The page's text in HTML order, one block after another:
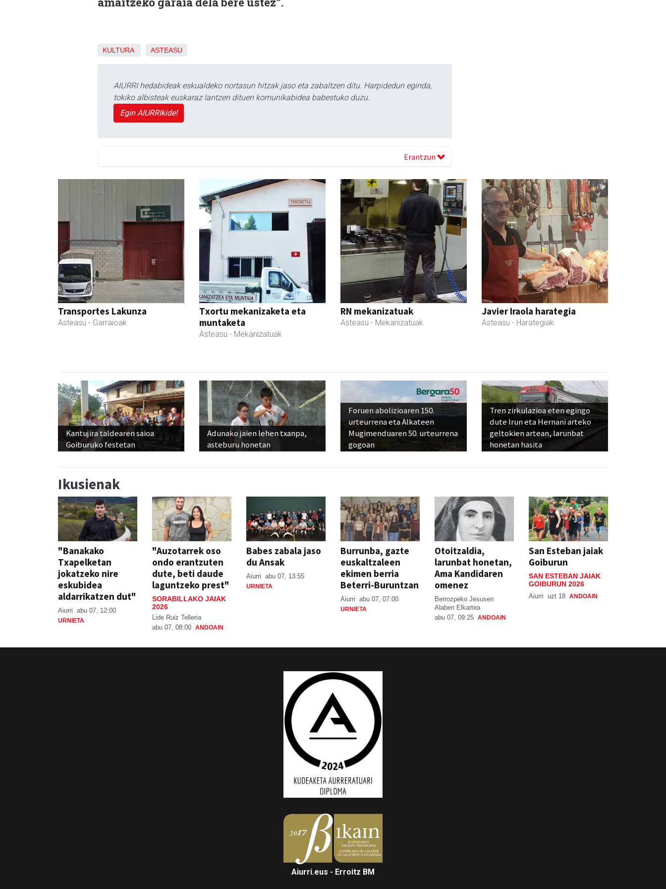
KULTURA ASTEASU
AIURRI hedabideak eskualdeko nortasun hitzak jaso eta zabaltzen ditu. Harpidedun eginda,
tokiko albisteak euskaraz lantzen dituen komunikabidea babestuko duzu.
Egin AIURRIkide!
Erantzun
Transportes Lakunza
Asteasu - Garraioak
Txortu mekanizaketa eta
muntaketa
Asteasu - Mekanizatuak
RN mekanizatuak
Asteasu - Mekanizatuak
Javier Iraola harategia
Asteasu - Harategiak
Kantujira taldearen saioa
Goiburuko festetan
Adunako jaien lehen txanpa,
asteburu honetan
Foruen abolizioaren 150.
urteurrena eta Alkateen
Mugimenduaren 50. urteurrena
gogoan
Tren zirkulazioa eten egingo
dute Irun eta Hernani arteko
geltokien artean, larunbat
honetan hasita
Ikusienak
"Banakako
Txapelketan
jokatzeko nire
eskubidea
aldarrikatzen dut"
Aiurri abu 07, 12:00
URNIETA
"Auzotarrek oso
ondo erantzuten
dute, beti daude
laguntzeko prest"
SORABILLAKO JAIAK
2026
Lide Ruiz Telleria
abu 07, 08:00 ANDOAIN
Babes zabala jaso
du Ansak
Aiurri abu 07, 13:55
URNIETA
Burrunba, gazte
euskaltzaleen
ekimen berria
Beterri-Buruntzan
Aiurri abu 07, 07:00
URNIETA
Otoitzaldia,
larunbat honetan,
Ama Kandidaren
omenez
Berrozpeko Jesusen
Alaben Elkartea
abu 07, 09:25 ANDOAIN
San Esteban jaiak
Goiburun
SAN ESTEBAN JAIAK
GOIBURUN 2026
Aiurri uzt 18 ANDOAIN
Aiurri.eus - Erroitz BM